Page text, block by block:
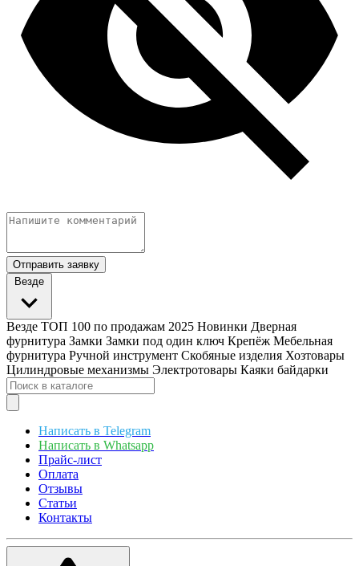
Отправить заявку
Везде
Везде ТОП 100 по продажам 2025 Новинки Дверная
фурнитура Замки Замки под один ключ Крепёж Мебельная
фурнитура Ручной инструмент Скобяные изделия Хозтовары
Цилиндровые механизмы Электротовары Каяки байдарки
Написать в Telegram
Написать в Whatsapp
Прайс-лист
Оплата
Отзывы
Статьи
Контакты